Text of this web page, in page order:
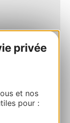
privée
et nos
pour :